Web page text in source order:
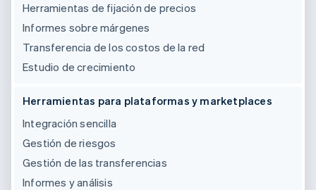
Herramientas de fijación de precios
Informes sobre márgenes
Transferencia de los costos de la red
Estudio de crecimiento
Herramientas para plataformas y marketplaces
Integración sencilla
Gestión de riesgos
Gestión de las transferencias
Informes y análisis